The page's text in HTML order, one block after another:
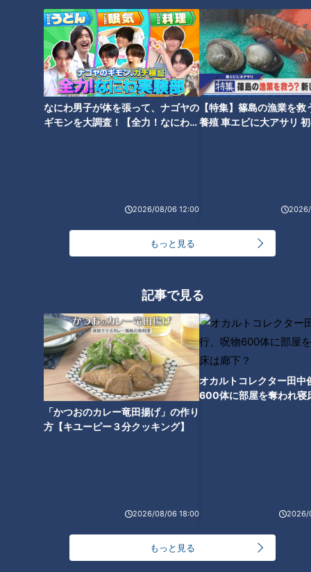
なにわ男子が体を張って、ナゴヤの
ギモンを大調査！【全力！なにわ実
2026/08/06 12:00
【特集】篠島の漁業を救
養殖 車エビに大アサリ
もっと見る
記事で見る
「かつおのカレー竜田揚げ」の作り
方【キユーピー３分クッキング】
2026/08/06 18:00
オカルトコレクター田中
600体に部屋を奪われ寝
2026/
もっと見る
CBCテレビ：画像 『チャント！』
この大統領就任式、初代のジョージ・ワシントン大統領の
1789年は4月30日でした。その後、3月に繰り上げられました
が、現在の「1月20日」になったのは、フランクリン・ルーズ
ベルト大統領の2期目、1937年でした。なぜ大幅に早まったの
期間は準備期間として必要とのこと。敗れたトランプ大統領が
「選挙は無効だ」と法廷闘争を仕掛けた今回のような事態があ
就任式にはこんな歴史も？